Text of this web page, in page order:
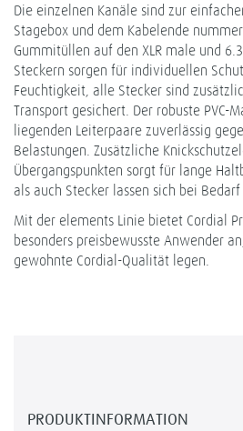
Die einzelnen Kanäle sind zur
Stagebox und dem Kabelende
Gummitüllen auf den XLR male und
Steckern sorgen für individuellen
Feuchtigkeit, alle Stecker sind
Transport gesichert. Der robuste PVC-
liegenden Leiterpaare zuverlässig
Belastungen. Zusätzliche
Übergangspunkten sorgt für lange
als auch Stecker lassen sich bei
Mit der elements Linie bietet Cordial
besonders preisbewusste Anwender
gewohnte Cordial-Qualität legen.
PRODUKTINFORMATION